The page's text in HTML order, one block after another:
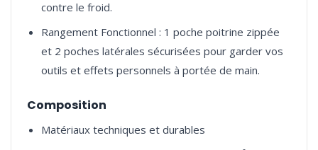
contre le froid.
Rangement Fonctionnel : 1 poche poitrine zippée
et 2 poches latérales sécurisées pour garder vos
outils et effets personnels à portée de main.
Composition
Matériaux techniques et durables